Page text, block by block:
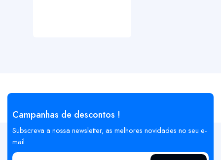
Campanhas de descontos !
Subscreva a nossa newsletter, as melhores novidades no seu e-
mail